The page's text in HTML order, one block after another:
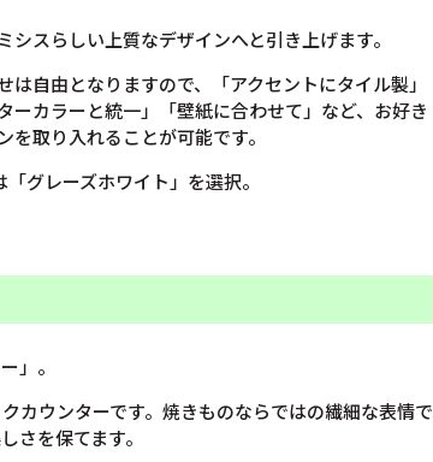
シスらしい上質なデザインへと引き上げます。
は自由となりますので、「アクセントにタイル製」
ーカラーと統一」「壁紙に合わせて」など、お好き
を取り入れることが可能です。
グレーズホワイト」を選択。
」。
カウンターです。焼きものならではの繊細な表情で
さを保てます。